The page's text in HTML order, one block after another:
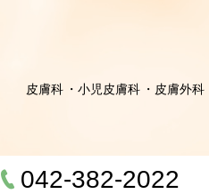
皮膚科 小児皮膚科 皮膚外科
042-382-2022